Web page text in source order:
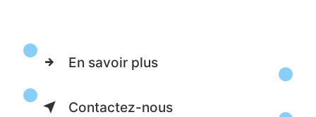
En savoir plus
Contactez-nous